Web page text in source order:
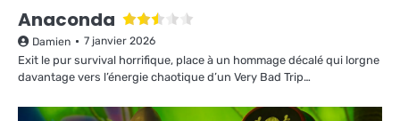
Anaconda
Damien 7 janvier 2026
Exit le pur survival horrifique, place à un hommage décalé qui lorgne
davantage vers l’énergie chaotique d’un Very Bad Trip…